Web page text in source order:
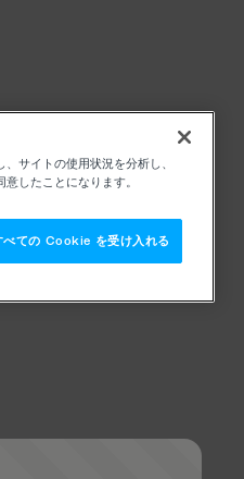
サイトの使用状況を分析し、
したことになります。
べての Cookie を受け入れる